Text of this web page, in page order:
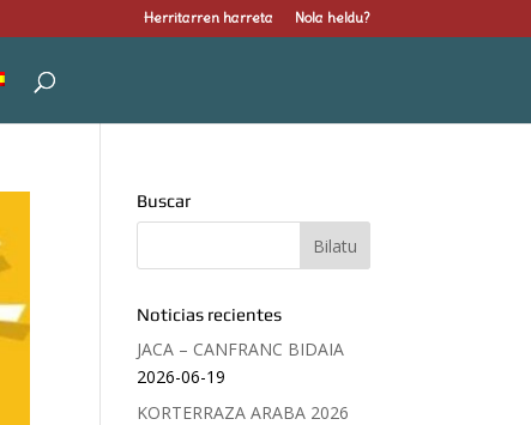
Herritarren harreta Nola heldu?
Buscar
Noticias recientes
JACA – CANFRANC BIDAIA
2026-06-19
KORTERRAZA ARABA 2026